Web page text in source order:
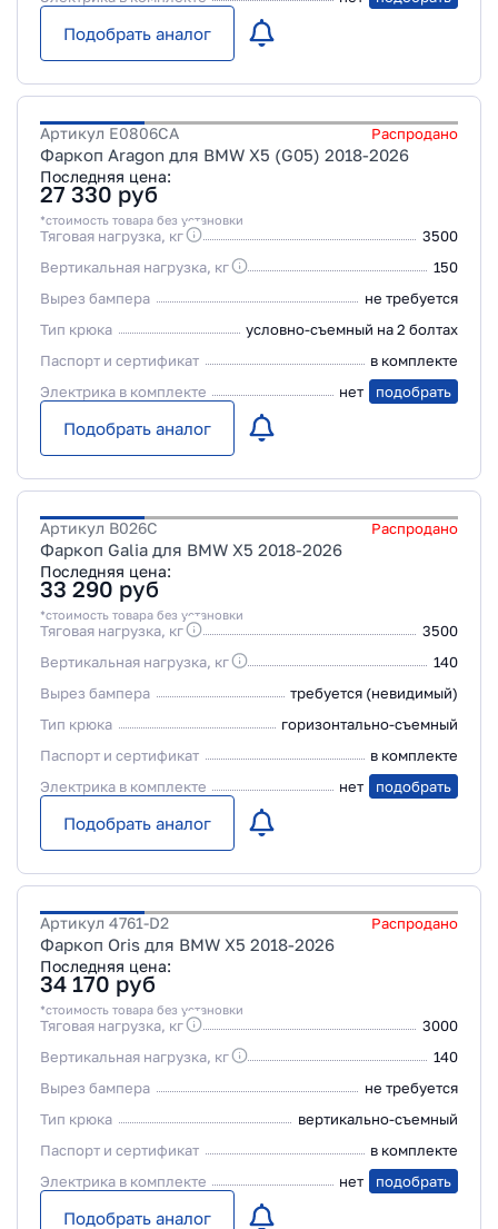
Подобрать аналог
Артикул E0806CA Распродано
Фаркоп Aragon для BMW X5 (G05) 2018-2026
Последняя цена:
27 330 руб
*стоимость товара без установки
Тяговая нагрузка, кг
3500
Вертикальная нагрузка, кг
150
Вырез бампера
не требуется
Тип крюка
условно-съемный на 2 болтах
Паспорт и сертификат
в комплекте
Электрика в комплекте
нет подобрать
Подобрать аналог
Артикул B026C Распродано
Фаркоп Galia для BMW X5 2018-2026
Последняя цена:
33 290 руб
*стоимость товара без установки
Тяговая нагрузка, кг
3500
Вертикальная нагрузка, кг
140
Вырез бампера
требуется (невидимый)
Тип крюка
горизонтально-съемный
Паспорт и сертификат
в комплекте
Электрика в комплекте
нет подобрать
Подобрать аналог
Артикул 4761-D2 Распродано
Фаркоп Oris для BMW X5 2018-2026
Последняя цена:
34 170 руб
*стоимость товара без установки
Тяговая нагрузка, кг
3000
Вертикальная нагрузка, кг
140
Вырез бампера
не требуется
Тип крюка
вертикально-съемный
Паспорт и сертификат
в комплекте
Электрика в комплекте
нет подобрать
Подобрать аналог